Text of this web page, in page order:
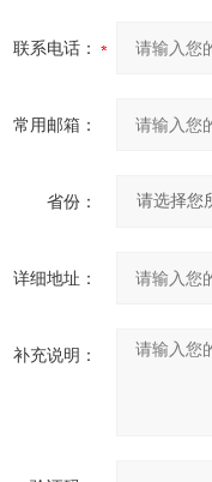
联系电话：
常用邮箱：
省份：
详细地址：
补充说明：